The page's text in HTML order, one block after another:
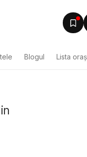
Blogul Lista